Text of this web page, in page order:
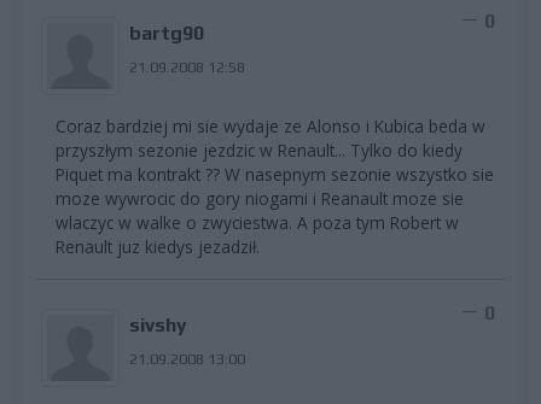
bartg90
21.09.2008 12:58
0
Coraz bardziej mi sie wydaje ze Alonso i Kubica beda w
przyszłym sezonie jezdzic w Renault... Tylko do kiedy
Piquet ma kontrakt ?? W nasepnym sezonie wszystko sie
moze wywrocic do gory niogami i Reanault moze sie
wlaczyc w walke o zwyciestwa. A poza tym Robert w
Renault juz kiedys jezadził.
sivshy
21.09.2008 13:00
0